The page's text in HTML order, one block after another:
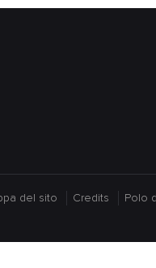
del sito Credits Polo